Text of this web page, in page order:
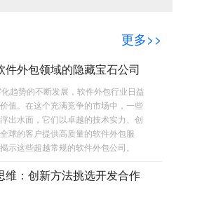
更多>>
件外包领域的隐藏宝石公司
趋势的不断发展，软件外包行业日益
值。在这个充满竞争的市场中，一些
出水面，它们以卓越的技术实力、创
球的客户提供高质量的软件外包服
示这些超越常规的软件外包公司。
维：创新方法挑选开发合作